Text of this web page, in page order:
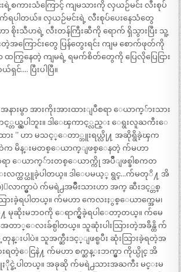
ကားသံကြောင့် ကျမသားကို လှယဉ်မင်း လီးစုပ်
ရပါတယ်။ လှယဉ်မင်းရဲ့ လီးစုပ်ပေးနေသံတွေ
ာ စိုးသီဟရဲ့ လီးတန်ကြီးဆီကို ရောက် ရှိသွားပြီး သူ့
တဲ့အကြောင်းတွေ ပြန်တွေးရင်း ကျမ စောက်ဖုတ်ကို
ထကြွနေတဲ့ ကျမရဲ့ ရမက်စိတ်တွေကို ပြေလိုပြေငြား
ရှင်…. ပြီးပါပြီ။
ားမွာ အားကိုးအားထားျပဳစရာ ေယာက္်ားသား
တယ္လွပါဘူး။ ဒါေၾကာင့္လည္း ေရွးလူႀကီးေ
ား ” ဟာ မသင့္ေတာ္ဘူးရယ္လို႔ အဆိုရွိခဲ့ၾက
ထဲက မိန္းမတစ္ေယာက္ျဖစ္ေနတဲ့ က်မဟာ
ရာ ေယာက္်ားတစ္ေယာက္ကို အပ်ဳိျဖစ္ခါစကတ
လက္ထပ္ယူခဲ့ပါတယ္။ ဒါေပမယ့္ ရွင္…က်မတုိ႔ အိ
လာက္မွာပဲ က်မရဲ႕အမ်ဳိးသားဟာ အက္ ဆီးဒင့္တစ္
ားခဲ့ရပါတယ္။ က်မဟာ ကေလးႏွစ္ေယာက္အေမ၊
႔ မုဆိုးမဘဝကို ေရာက္ရွိခဲ့ရပါေတာ့တယ္။ က်မေ
ာ္ေလးခ်စ္ပါတယ္။ သူဆုံးပါးသြားတဲ့အခ်ိန္ထိ က်
းပါပဲ။ သူအက္ဆီးဒင့္ျဖစ္ၿပီး ဆုံးသြားခဲ့ရတဲ့အ
ေငြနဲ႔ က်မဟာ စက္ဆန္းဘက္မွာ ကိုယ္ပိုင္ အိ
င္ခဲ့ပါတယ္။ အခုဆို က်မရဲ႕သားအႀကီး မင္းမ